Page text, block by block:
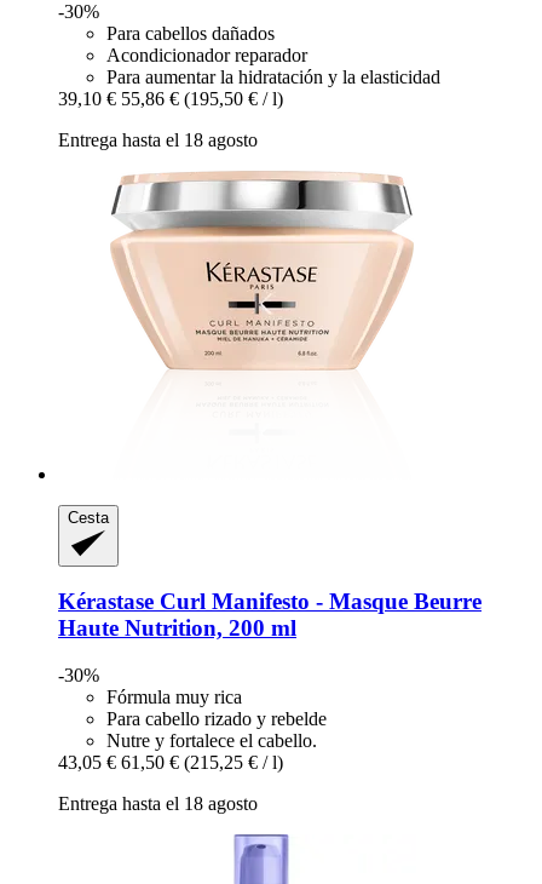
-30%
Para cabellos dañados
Acondicionador reparador
Para aumentar la hidratación y la elasticidad
39,10 € 55,86 € (195,50 € / l)
Entrega hasta el 18 agosto
Cesta
Kérastase Curl Manifesto -​ Masque Beurre
Haute Nutrition, 200 ml
-30%
Fórmula muy rica
Para cabello rizado y rebelde
Nutre y fortalece el cabello.
43,05 € 61,50 € (215,25 € / l)
Entrega hasta el 18 agosto